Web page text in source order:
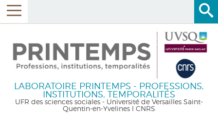
LABORATOIRE PRINTEMPS - PROFESSIONS,
INSTITUTIONS, TEMPORALITÉS
UFR des sciences sociales - Université de Versailles Saint-
Quentin-en-Yvelines l CNRS